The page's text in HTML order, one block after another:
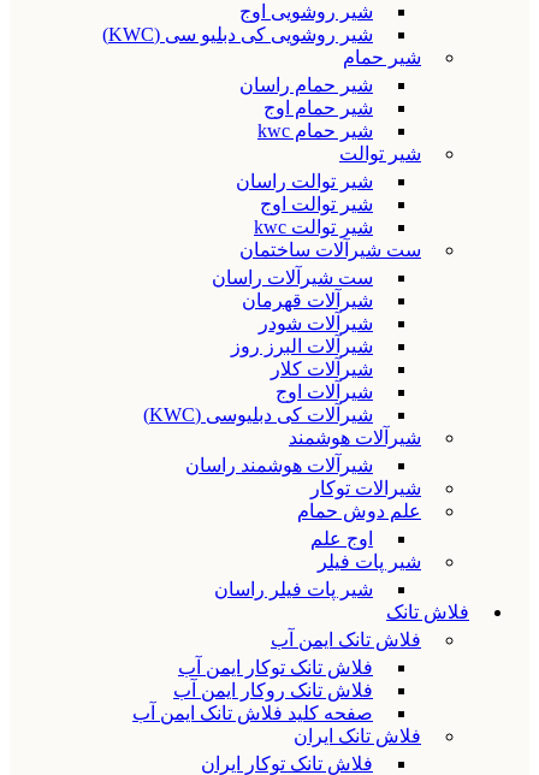
شیر روشویی اوج
شیر روشویی کی دبلیو سی (KWC)
شیر حمام
شیر حمام راسان
شیر حمام اوج
شیر حمام kwc
شیر توالت
شیر توالت راسان
شیر توالت اوج
شیر توالت kwc
ست شیرآلات ساختمان
ست شیرآلات راسان
شیرآلات قهرمان
شیرآلات شودر
شیرآلات البرز روز
شیرآلات کلار
شیرآلات اوج
شیرآلات کی دبلیوسی (KWC)
شیرآلات هوشمند
شیرآلات هوشمند راسان
شیرالات توکار
علم دوش حمام
اوج علم
شیر پات فیلر
شیر پات فیلر راسان
فلاش تانک
فلاش تانک ایمن آب
فلاش تانک توکار ایمن آب
فلاش تانک روکار ایمن آب
صفحه کلید فلاش تانک ایمن آب
فلاش تانک ایران
فلاش تانک توکار ایران